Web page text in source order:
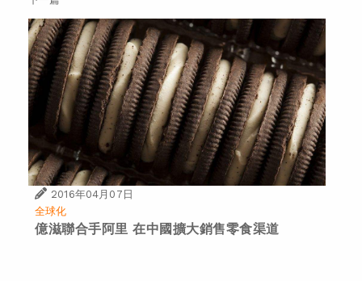
2016年04月07日
全球化
億滋聯合手阿里 在中國擴大銷售零食渠道